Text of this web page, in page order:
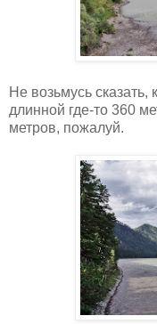
Не возьмусь сказать,
длинной где-то 360
метров, пожалуй.